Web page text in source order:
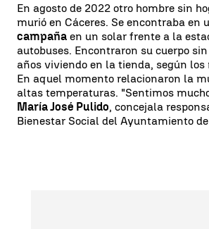
En agosto de 2022 otro hombre sin
murió en Cáceres. Se encontraba en
campaña en un solar frente a la
autobuses. Encontraron su cuerpo
años viviendo en la tienda, según los
En aquel momento relacionaron la
altas temperaturas. "Sentimos
María José Pulido, concejala
Bienestar Social del Ayuntamiento de